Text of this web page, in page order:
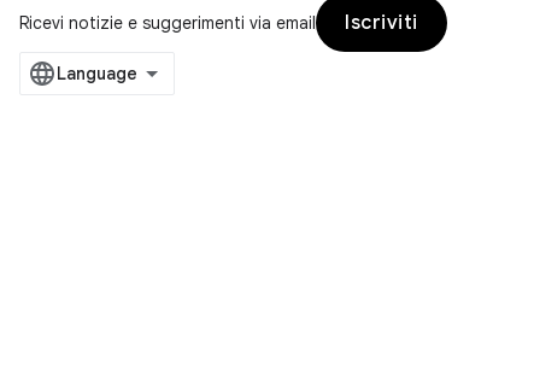
Ricevi notizie e suggerimenti via email
Iscriviti